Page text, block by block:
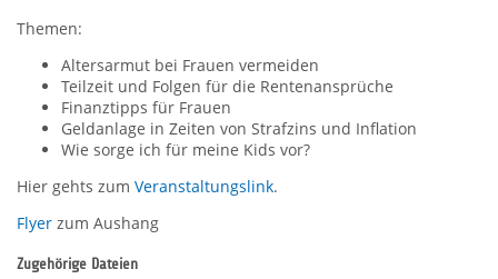
Themen:
Altersarmut bei Frauen vermeiden
Teilzeit und Folgen für die Rentenansprüche
Finanztipps für Frauen
Geldanlage in Zeiten von Strafzins und Inflation
Wie sorge ich für meine Kids vor?
Hier gehts zum Veranstaltungslink.
Flyer zum Aushang
Zugehörige Dateien